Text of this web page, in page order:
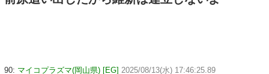
90: マイコプラズマ(岡山県) [EG] 2025/08/13(水) 17:46:25.89